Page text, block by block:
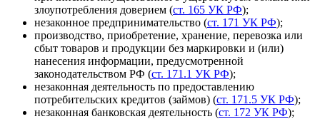
злоупотребления доверием (ст. 165 УК РФ);
незаконное предпринимательство (ст. 171 УК РФ);
производство, приобретение, хранение, перевозка или
сбыт товаров и продукции без маркировки и (или)
нанесения информации, предусмотренной
законодательством РФ (ст. 171.1 УК РФ);
незаконная деятельность по предоставлению
потребительских кредитов (займов) (ст. 171.5 УК РФ);
незаконная банковская деятельность (ст. 172 УК РФ);